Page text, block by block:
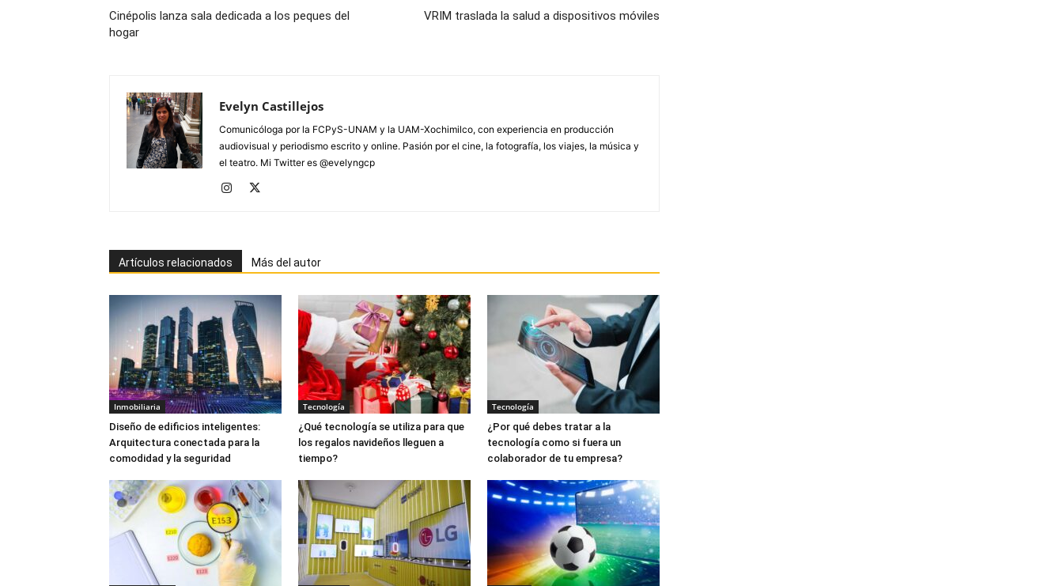
Cinépolis lanza sala dedicada a los peques del
hogar
VRIM traslada la salud a dispositivos móviles
Evelyn Castillejos
Comunicóloga por la FCPyS-UNAM y la UAM-Xochimilco, con experiencia en producción
audiovisual y periodismo escrito y online. Pasión por el cine, la fotografía, los viajes, la música y
el teatro. Mi Twitter es @evelyngcp
Artículos relacionados Más del autor
Inmobiliaria
Diseño de edificios inteligentes:
Arquitectura conectada para la
comodidad y la seguridad
Tecnología
¿Qué tecnología se utiliza para que
los regalos navideños lleguen a
tiempo?
Tecnología
¿Por qué debes tratar a la
tecnología como si fuera un
colaborador de tu empresa?